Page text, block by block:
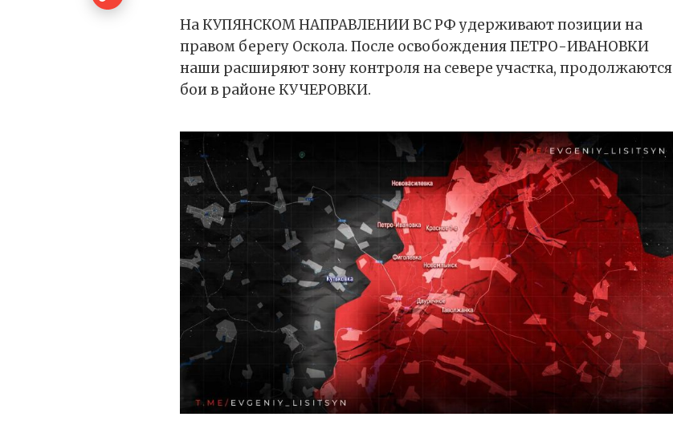
На КУПЯНСКОМ НАПРАВЛЕНИИ ВС РФ удерживают позиции на
правом берегу Оскола. После освобождения ПЕТРО-ИВАНОВКИ
наши расширяют зону контроля на севере участка, продолжаются
бои в районе КУЧЕРОВКИ.